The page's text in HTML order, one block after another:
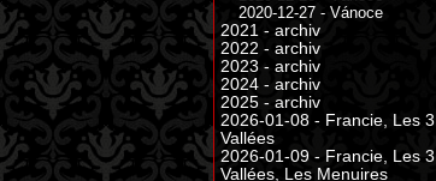
2020-12-27 - Vánoce
2021 - archiv
2022 - archiv
2023 - archiv
2024 - archiv
2025 - archiv
2026-01-08 - Francie, Les 3
Vallées
2026-01-09 - Francie, Les 3
Vallées, Les Menuires